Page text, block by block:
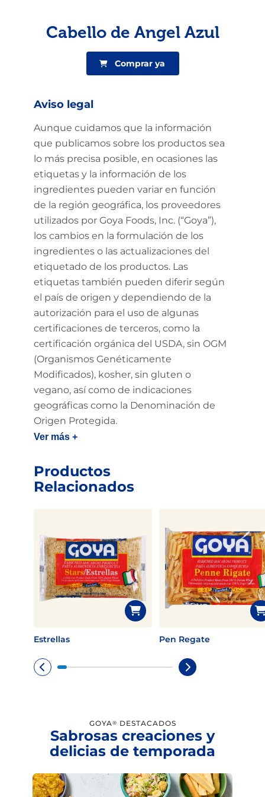
Cabello de Angel Azul
Comprar ya
Aviso legal
Aunque cuidamos que la información
que publicamos sobre los productos sea
lo más precisa posible, en ocasiones las
etiquetas y la información de los
ingredientes pueden variar en función
de la región geográfica, los proveedores
utilizados por Goya Foods, Inc. (“Goya”),
los cambios en la formulación de los
ingredientes o las actualizaciones del
etiquetado de los productos. Las
etiquetas también pueden diferir según
el país de origen y dependiendo de la
autorización para el uso de algunas
certificaciones de terceros, como la
certificación orgánica del USDA, sin OGM
(Organismos Genéticamente
Modificados), kosher, sin gluten o
vegano, así como de indicaciones
geográficas como la Denominación de
Origen Protegida.
Ver más +
Productos
Relacionados
Estrellas Pen Regate
GOYA® DESTACADOS
Sabrosas creaciones y
delicias de temporada